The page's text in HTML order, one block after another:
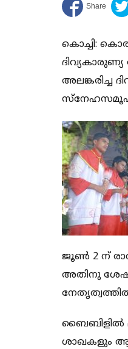
കൊച്ചി:
അലങ്കരിച്ച
സ്‌നേഹസമൂഹ
ജൂണ്‍ 2 ന്
അതിനു ശേഷം
ബൈബിളില്‍
ശാഖകളും